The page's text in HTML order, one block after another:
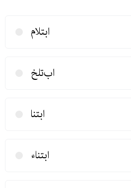
ابتلام
اب‌تلخ
ابتنا
ابتناء